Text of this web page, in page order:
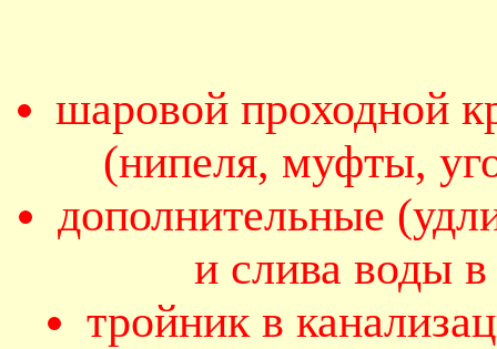
шаровой проходной
(нипеля, муфты,
дополнительные
и слива воды
тройник в